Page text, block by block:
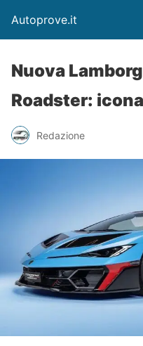
Autoprove.it
Nuova
Roadster:
Redazione